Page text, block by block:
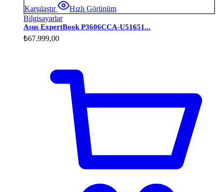
Karşılaştır
Hızlı Görünüm
Bilgisayarlar
Asus ExpertBook P3606CCA-U51651...
₺67.999,00